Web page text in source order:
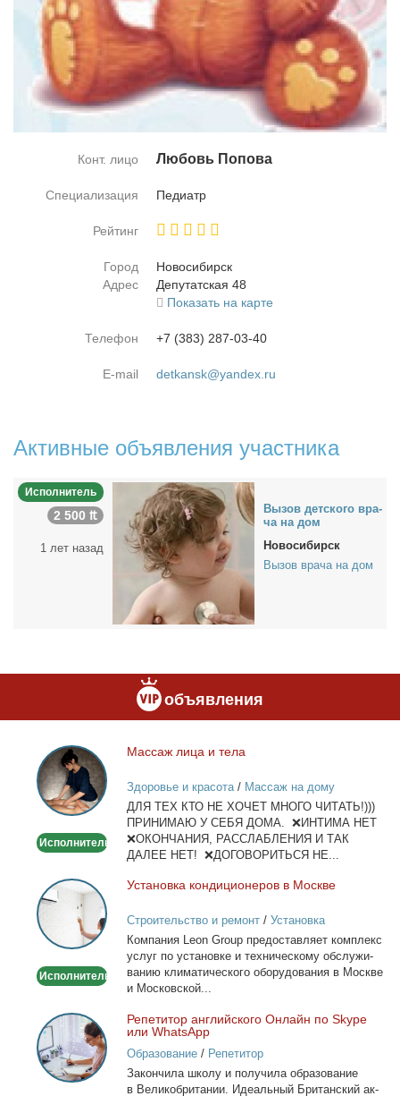
Конт. лицо Лю­бовь По­по­ва
Специализация Пе­ди­атр
Рейтинг
Город
Но­во­си­бирск
Адрес
Де­пу­тат­ская 48
Показать на карте
Телефон +7 (383) 287-03-40
E-mail detkansk@yandex.ru
Активные объявления участника
Исполнитель
2 500 ₶
1 лет назад
Вы­зов дет­ско­го вра­
ча на дом
Новосибирск
Вызов врача на дом
объявления
Массаж
лица
и
тела
Исполнитель
Мас­саж ли­ца и те­ла
Здоровье и красота/ Массаж на дому
ДЛЯ ТЕХ КТО НЕ ХОЧЕТ МНОГО ЧИТАТЬ!)))
ПРИНИМАЮ У СЕБЯ ДОМА. ❌ИНТИМА НЕТ
❌ОКОНЧАНИЯ, РАССЛАБЛЕНИЯ И ТАК
ДАЛЕЕ НЕТ! ❌ДОГОВОРИТЬСЯ НЕ...
Установка
кондиционеров
в
Москве
Исполнитель
Уста­нов­ка кон­ди­ци­о­не­ров в Москве
Строительство и ремонт/ Установка
кондиционеров
Ком­па­ния Leon Group предо­став­ля­ет ком­плекс
услуг по уста­нов­ке и тех­ни­че­ско­му об­слу­жи­
ва­нию кли­ма­ти­че­ско­го обо­ру­до­ва­ния в Москве
и Мос­ков­ской...
Репетитор
английского
Онлайн
по
Ре­пе­ти­тор ан­глий­ско­го Он­лайн по Skype
или WhatsApp
Образование/ Репетитор
За­кон­чи­ла шко­лу и по­лу­чи­ла об­ра­зо­ва­ние
в Ве­ли­ко­бри­та­нии. Иде­аль­ный Бри­тан­ский ак­